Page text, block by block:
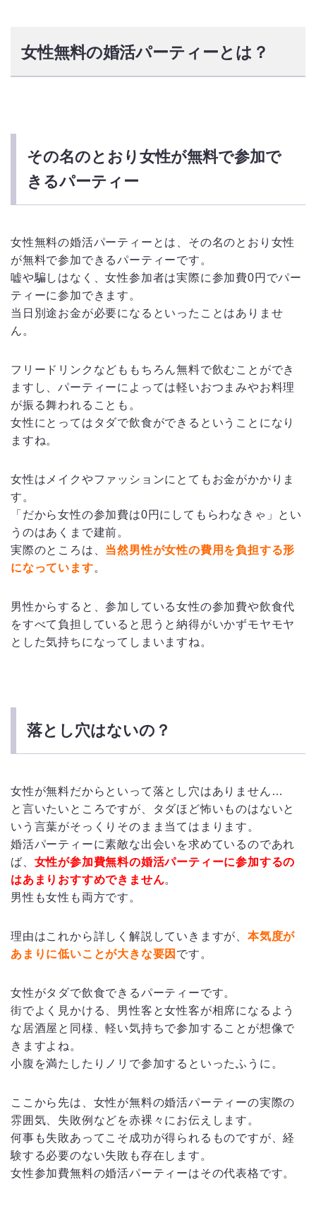
女性無料の婚活パーティーとは？
その名のとおり女性が無料で参加で
きるパーティー
女性無料の婚活パーティーとは、その名のとおり女性
が無料で参加できるパーティーです。
嘘や騙しはなく、女性参加者は実際に参加費0円でパー
ティーに参加できます。
当日別途お金が必要になるといったことはありませ
ん。
フリードリンクなどももちろん無料で飲むことができ
ますし、パーティーによっては軽いおつまみやお料理
が振る舞われることも。
女性にとってはタダで飲食ができるということになり
ますね。
女性はメイクやファッションにとてもお金がかかりま
す。
「だから女性の参加費は0円にしてもらわなきゃ」とい
うのはあくまで建前。
実際のところは、 当然男性が女性の費用を負担する形
になっています。
男性からすると、参加している女性の参加費や飲食代
をすべて負担していると思うと納得がいかずモヤモヤ
とした気持ちになってしまいますね。
落とし穴はないの？
女性が無料だからといって落とし穴はありません…
と言いたいところですが、タダほど怖いものはないと
いう言葉がそっくりそのまま当てはまります。
婚活パーティーに素敵な出会いを求めているのであれ
ば、 女性が参加費無料の婚活パーティーに参加するの
はあまりおすすめできません。
男性も女性も両方です。
理由はこれから詳しく解説していきますが、 本気度が
あまりに低いことが大きな要因 です。
女性がタダで飲食できるパーティーです。
街でよく見かける、男性客と女性客が相席になるよう
な居酒屋と同様、軽い気持ちで参加することが想像で
きますよね。
小腹を満たしたりノリで参加するといったふうに。
ここから先は、女性が無料の婚活パーティーの実際の
雰囲気、失敗例などを赤裸々にお伝えします。
何事も失敗あってこそ成功が得られるものですが、経
験する必要のない失敗も存在します。
女性参加費無料の婚活パーティーはその代表格です。